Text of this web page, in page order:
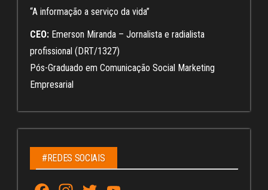
“A informação a serviço da vida”
CEO: Emerson Miranda – Jornalista e radialista
profissional (DRT/1327)
Pós-Graduado em Comunicação Social Marketing
Empresarial
#REDES SOCIAIS